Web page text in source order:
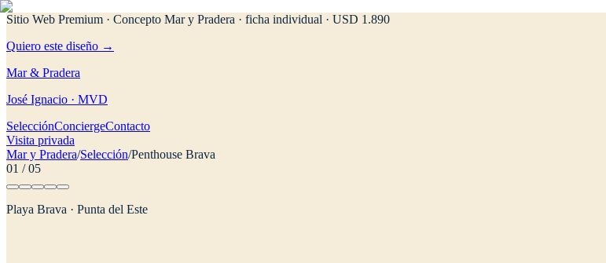
Sitio Web Premium · Concepto Mar y Pradera · ficha individual · USD 1.890
Quiero este diseño →
Mar & Pradera
José Ignacio · MVD
SelecciónConciergeContacto
Visita privada
Mar y Pradera/Selección/Penthouse Brava
01 /05
Playa Brava · Punta del Este